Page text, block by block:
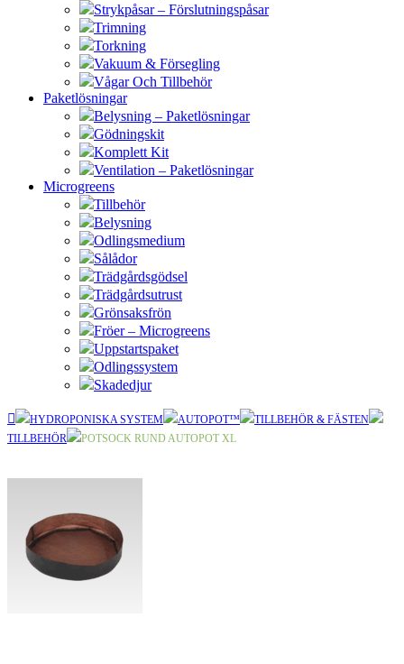
Strykpåsar – Förslutningspåsar
Trimning
Torkning
Vakuum & Försegling
Vågar Och Tillbehör
Paketlösningar
Belysning – Paketlösningar
Gödningskit
Komplett Kit
Ventilation – Paketlösningar
Microgreens
Tillbehör
Belysning
Odlingsmedium
Sålådor
Trädgårdsgödsel
Trädgårdsutrust
Grönsaksfrön
Fröer – Microgreens
Uppstartspaket
Odlingssystem
Skadedjur
HYDROPONISKA SYSTEM AUTOPOT™
TILLBEHÖR & FÄSTEN
TILLBEHÖR
POTSOCK RUND AUTOPOT XL